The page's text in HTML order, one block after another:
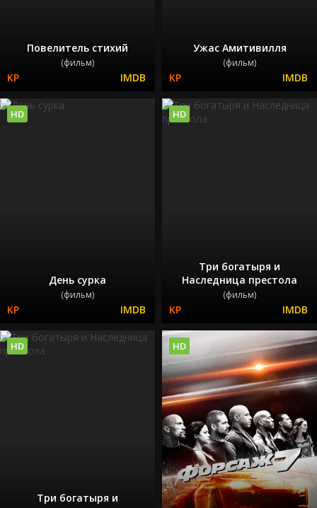
Повелитель стихий
(фильм)
Ужас Амитивилля
(фильм)
День сурка
(фильм)
HD
Три богатыря и
Наследница престола
(фильм)
HD
Три богатыря и
HD HD